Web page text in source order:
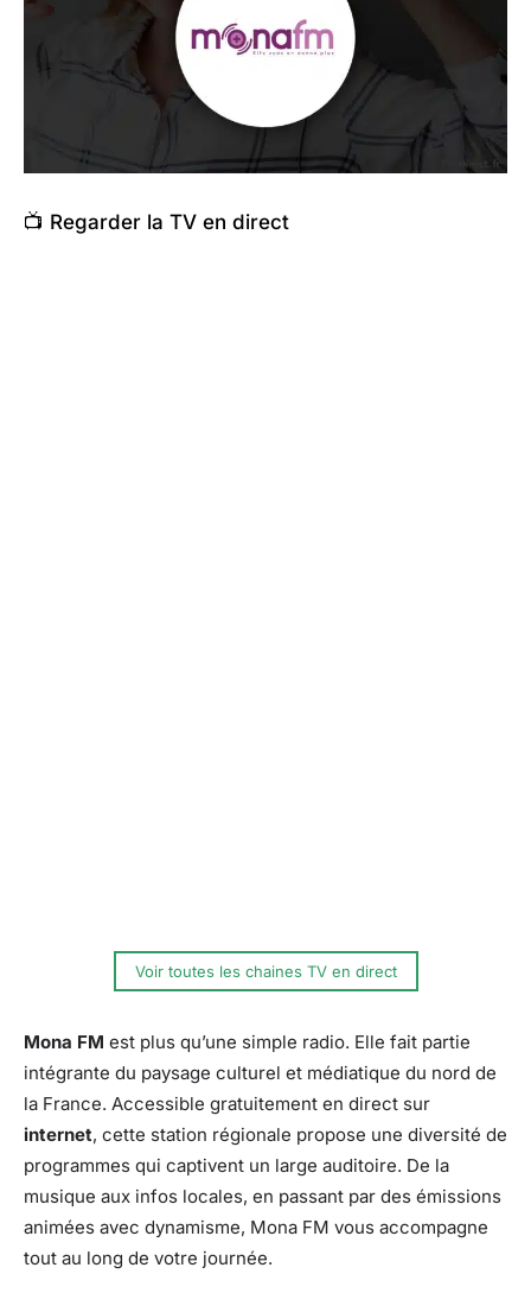
📺 Regarder la TV en direct
Voir toutes les chaines TV en direct
Mona FM est plus qu’une simple radio. Elle fait partie
intégrante du paysage culturel et médiatique du nord de
la France. Accessible gratuitement en direct sur
internet, cette station régionale propose une diversité de
programmes qui captivent un large auditoire. De la
musique aux infos locales, en passant par des émissions
animées avec dynamisme, Mona FM vous accompagne
tout au long de votre journée.